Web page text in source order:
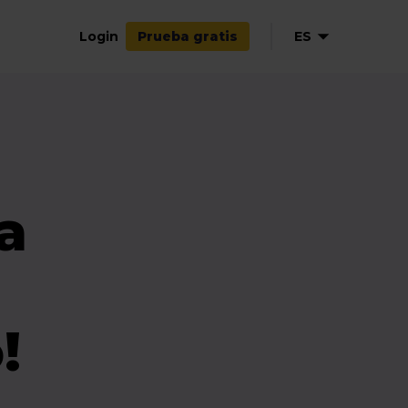
Login Prueba gratis ES